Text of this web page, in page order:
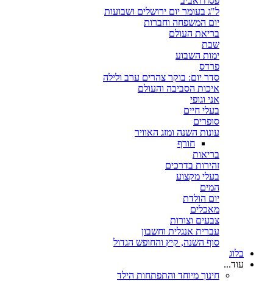
ל"ג בעומר יום ירושלים ושבועות
יום המשפחה וחברות
בריאת העולם
שבת
ימות השבוע
פרדס
סדר יום: בוקר צהרים ערב ולילה
איכות הסביבה והעולם
אני וגופי
בעלי חיים
סופרים
עונות השנה ומזג האוויר
חורף
בריאות
זהירות בדרכים
בעלי מקצוע
המים
יום הולדת
מאכלים
צבעים וצורות
עברית אנגלית וחשבון
סוף השנה, קיץ והחופש הגדול
בלוג
עוד...
חינוך מיוחד והתפתחות הילד